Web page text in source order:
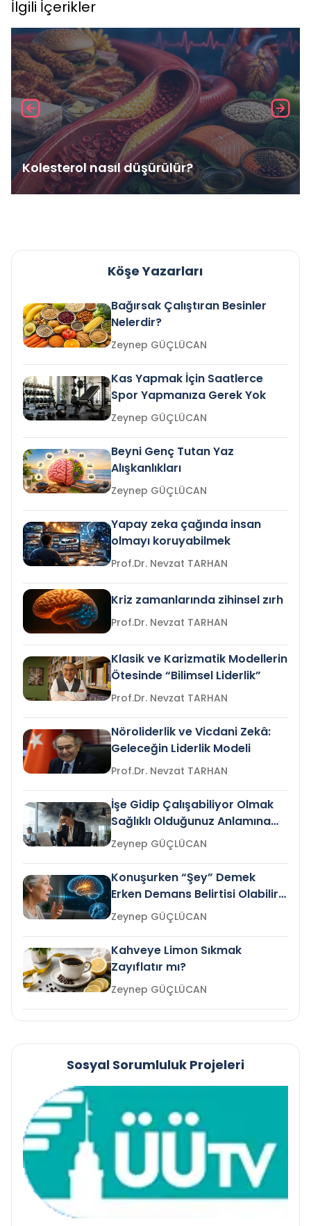
İlgili İçerikler
Kolesterol nasıl düşürülür?
Köşe Yazarları
Bağırsak Çalıştıran Besinler
Nelerdir?
Zeynep GÜÇLÜCAN
Kas Yapmak İçin Saatlerce
Spor Yapmanıza Gerek Yok
Zeynep GÜÇLÜCAN
Beyni Genç Tutan Yaz
Alışkanlıkları
Zeynep GÜÇLÜCAN
Yapay zeka çağında insan
olmayı koruyabilmek
Prof.Dr. Nevzat TARHAN
Kriz zamanlarında zihinsel zırh
Prof.Dr. Nevzat TARHAN
Klasik ve Karizmatik Modellerin
Ötesinde “Bilimsel Liderlik”
Prof.Dr. Nevzat TARHAN
Nöroliderlik ve Vicdani Zekâ:
Geleceğin Liderlik Modeli
Prof.Dr. Nevzat TARHAN
İşe Gidip Çalışabiliyor Olmak
Sağlıklı Olduğunuz Anlamına
Gelir mi?Zeynep GÜÇLÜCAN
Konuşurken “Şey” Demek
Erken Demans Belirtisi Olabilir
mi?
Zeynep GÜÇLÜCAN
Kahveye Limon Sıkmak
Zayıflatır mı?
Zeynep GÜÇLÜCAN
Sosyal Sorumluluk Projeleri